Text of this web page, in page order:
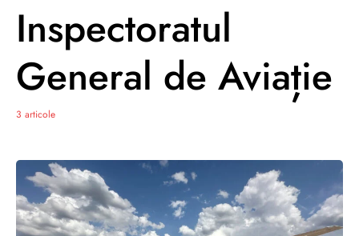
Inspectoratul
General de Aviație
3 articole